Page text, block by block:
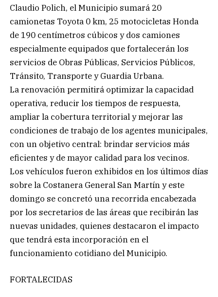
Claudio Polich, el Municipio sumará 20
camionetas Toyota 0 km, 25 motocicletas Honda
de 190 centímetros cúbicos y dos camiones
especialmente equipados que fortalecerán los
servicios de Obras Públicas, Servicios Públicos,
Tránsito, Transporte y Guardia Urbana.
La renovación permitirá optimizar la capacidad
operativa, reducir los tiempos de respuesta,
ampliar la cobertura territorial y mejorar las
condiciones de trabajo de los agentes municipales,
con un objetivo central: brindar servicios más
eficientes y de mayor calidad para los vecinos.
Los vehículos fueron exhibidos en los últimos días
sobre la Costanera General San Martín y este
domingo se concretó una recorrida encabezada
por los secretarios de las áreas que recibirán las
nuevas unidades, quienes destacaron el impacto
que tendrá esta incorporación en el
funcionamiento cotidiano del Municipio.
FORTALECIDAS